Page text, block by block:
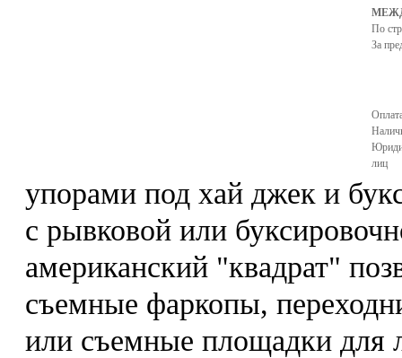
По
За
лиц
упорами под хай джек и
с рывковой или
американский "квадрат"
съемные фаркопы,
или съемные площадки для